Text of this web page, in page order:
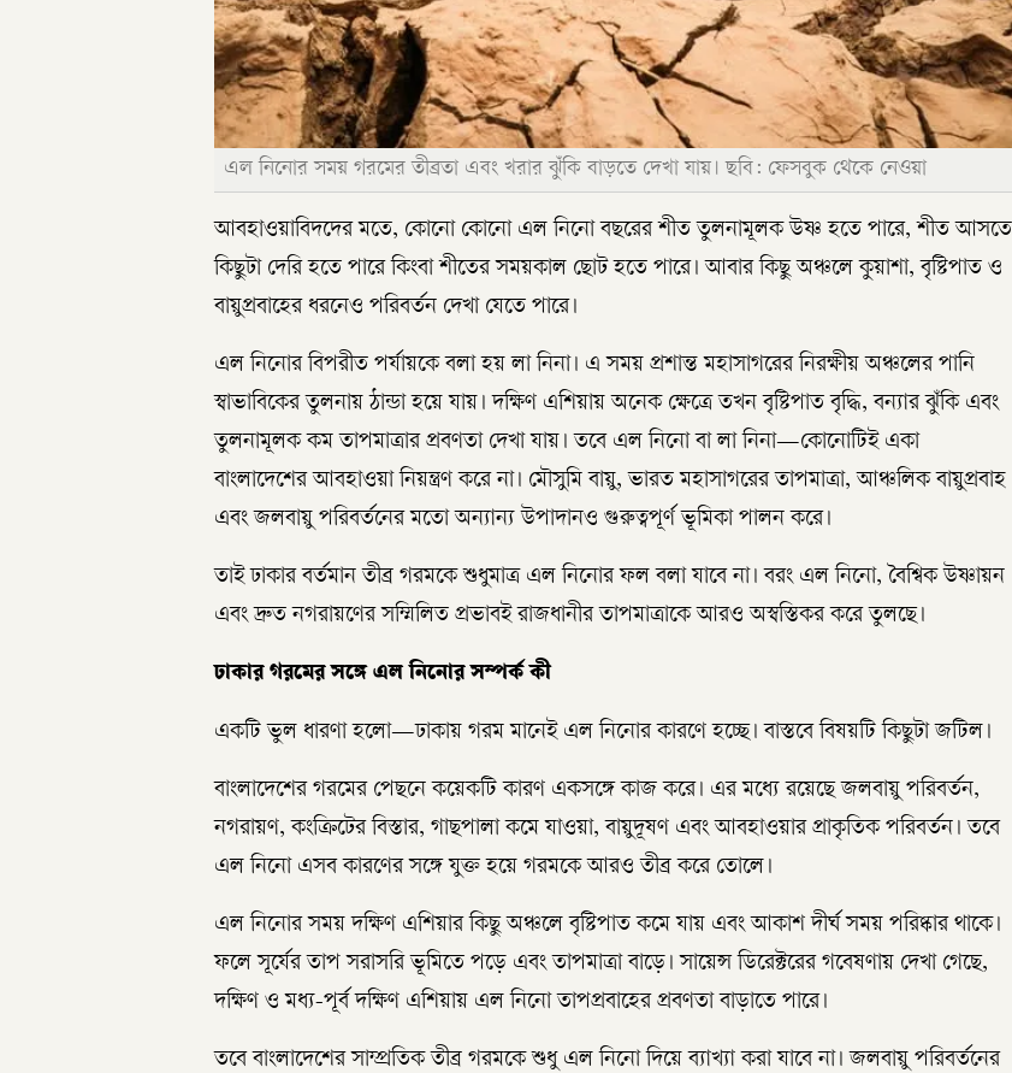
এল নিনোর সময় গরমের তীব্রতা এবং খরার ঝুঁকি বাড়তে দেখা যায়। ছবি: ফেসবুক থেকে নেওয়া
আবহাওয়াবিদদের মতে, কোনো কোনো এল নিনো বছরের শীত তুলনামূলক উষ্ণ হতে পারে, শীত আসতে
কিছুটা দেরি হতে পারে কিংবা শীতের সময়কাল ছোট হতে পারে। আবার কিছু অঞ্চলে কুয়াশা, বৃষ্টিপাত ও
বায়ুপ্রবাহের ধরনেও পরিবর্তন দেখা যেতে পারে।
এল নিনোর বিপরীত পর্যায়কে বলা হয় লা নিনা। এ সময় প্রশান্ত মহাসাগরের নিরক্ষীয় অঞ্চলের পানি
স্বাভাবিকের তুলনায় ঠান্ডা হয়ে যায়। দক্ষিণ এশিয়ায় অনেক ক্ষেত্রে তখন বৃষ্টিপাত বৃদ্ধি, বন্যার ঝুঁকি এবং
তুলনামূলক কম তাপমাত্রার প্রবণতা দেখা যায়। তবে এল নিনো বা লা নিনা—কোনোটিই একা
বাংলাদেশের আবহাওয়া নিয়ন্ত্রণ করে না। মৌসুমি বায়ু, ভারত মহাসাগরের তাপমাত্রা, আঞ্চলিক বায়ুপ্রবাহ
এবং জলবায়ু পরিবর্তনের মতো অন্যান্য উপাদানও গুরুত্বপূর্ণ ভূমিকা পালন করে।
তাই ঢাকার বর্তমান তীব্র গরমকে শুধুমাত্র এল নিনোর ফল বলা যাবে না। বরং এল নিনো, বৈশ্বিক উষ্ণায়ন
এবং দ্রুত নগরায়ণের সম্মিলিত প্রভাবই রাজধানীর তাপমাত্রাকে আরও অস্বস্তিকর করে তুলছে।
ঢাকার গরমের সঙ্গে এল নিনোর সম্পর্ক কী
একটি ভুল ধারণা হলো—ঢাকায় গরম মানেই এল নিনোর কারণে হচ্ছে। বাস্তবে বিষয়টি কিছুটা জটিল।
বাংলাদেশের গরমের পেছনে কয়েকটি কারণ একসঙ্গে কাজ করে। এর মধ্যে রয়েছে জলবায়ু পরিবর্তন,
নগরায়ণ, কংক্রিটের বিস্তার, গাছপালা কমে যাওয়া, বায়ুদূষণ এবং আবহাওয়ার প্রাকৃতিক পরিবর্তন। তবে
এল নিনো এসব কারণের সঙ্গে যুক্ত হয়ে গরমকে আরও তীব্র করে তোলে।
এল নিনোর সময় দক্ষিণ এশিয়ার কিছু অঞ্চলে বৃষ্টিপাত কমে যায় এবং আকাশ দীর্ঘ সময় পরিষ্কার থাকে।
ফলে সূর্যের তাপ সরাসরি ভূমিতে পড়ে এবং তাপমাত্রা বাড়ে। সায়েন্স ডিরেক্টরের গবেষণায় দেখা গেছে,
দক্ষিণ ও মধ্য-পূর্ব দক্ষিণ এশিয়ায় এল নিনো তাপপ্রবাহের প্রবণতা বাড়াতে পারে।
তবে বাংলাদেশের সাম্প্রতিক তীব্র গরমকে শুধু এল নিনো দিয়ে ব্যাখ্যা করা যাবে না। জলবায়ু পরিবর্তনের